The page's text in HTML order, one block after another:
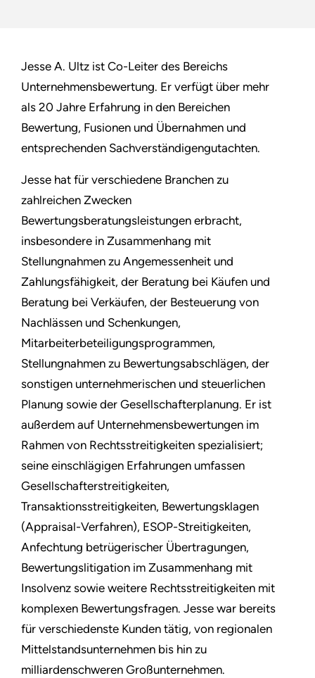
Jesse A. Ultz ist Co-Leiter des Bereichs
Unternehmensbewertung. Er verfügt über mehr
als 20 Jahre Erfahrung in den Bereichen
Bewertung, Fusionen und Übernahmen und
entsprechenden Sachverständigengutachten.
Jesse hat für verschiedene Branchen zu
zahlreichen Zwecken
Bewertungsberatungsleistungen erbracht,
insbesondere in Zusammenhang mit
Stellungnahmen zu Angemessenheit und
Zahlungsfähigkeit, der Beratung bei Käufen und
Beratung bei Verkäufen, der Besteuerung von
Nachlässen und Schenkungen,
Mitarbeiterbeteiligungsprogrammen,
Stellungnahmen zu Bewertungsabschlägen, der
sonstigen unternehmerischen und steuerlichen
Planung sowie der Gesellschafterplanung. Er ist
außerdem auf Unternehmensbewertungen im
Rahmen von Rechtsstreitigkeiten spezialisiert;
seine einschlägigen Erfahrungen umfassen
Gesellschafterstreitigkeiten,
Transaktionsstreitigkeiten, Bewertungsklagen
(Appraisal-Verfahren), ESOP-Streitigkeiten,
Anfechtung betrügerischer Übertragungen,
Bewertungslitigation im Zusammenhang mit
Insolvenz sowie weitere Rechtsstreitigkeiten mit
komplexen Bewertungsfragen. Jesse war bereits
für verschiedenste Kunden tätig, von regionalen
Mittelstandsunternehmen bis hin zu
milliardenschweren Großunternehmen.